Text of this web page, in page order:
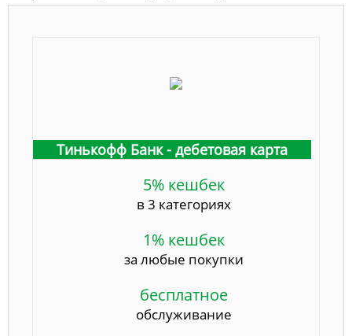
Тинькофф Банк - дебетовая карта
5% кешбек
в 3 категориях
1% кешбек
за любые покупки
бесплатное
обслуживание